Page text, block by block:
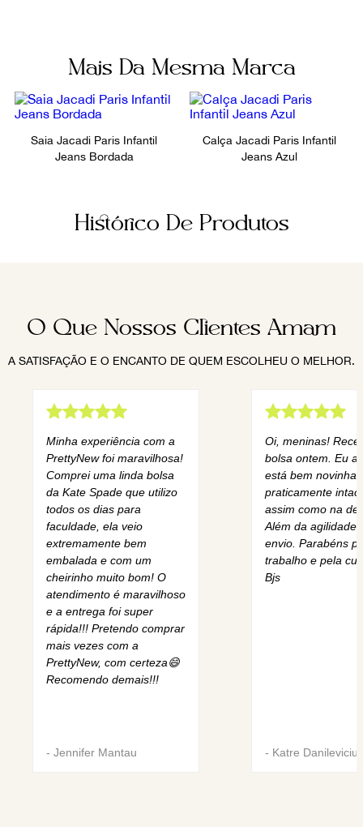
Mais Da Mesma Marca
Saia Jacadi Paris Infantil
Jeans Bordada
Calça Jacadi Paris Infantil
Jeans Azul
Histórico De Produtos
O Que Nossos Clientes Amam
A SATISFAÇÃO E O ENCANTO DE QUEM ESCOLHEU O MELHOR.
Minha experiência com a
PrettyNew foi maravilhosa!
Comprei uma linda bolsa
da Kate Spade que utilizo
todos os dias para
faculdade, ela veio
extremamente bem
embalada e com um
cheirinho muito bom! O
atendimento é maravilhoso
e a entrega foi super
rápida!!! Pretendo comprar
mais vezes com a
PrettyNew, com certeza😄
Recomendo demais!!!
- Jennifer Mantau
Oi, meninas!
bolsa ontem. Eu
está bem novinha,
praticamente
assim como na
Além da agilidade
envio. Parabéns
trabalho e pela
Bjs
- Katre Danilevicius